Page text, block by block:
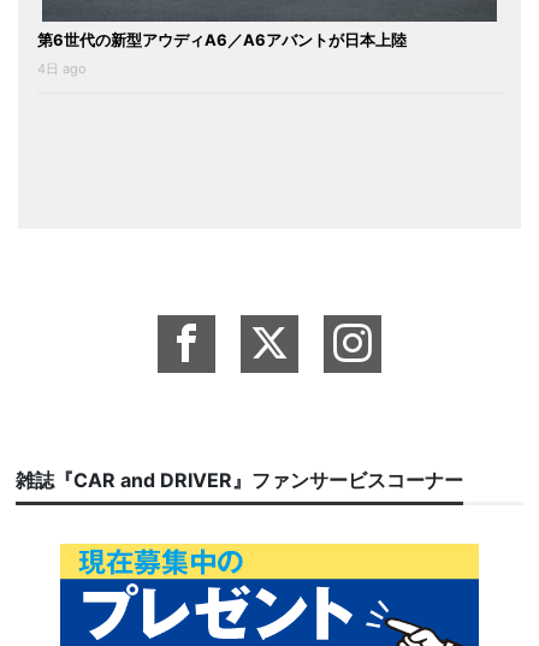
第6世代の新型アウディA6／A6アバントが日本上陸
4日 ago
雑誌『CAR and DRIVER』ファンサービスコーナー